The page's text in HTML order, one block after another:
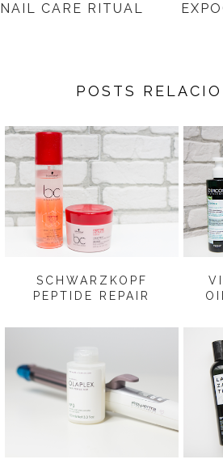
NAIL CARE RITUAL
POSTS
SCHWARZKOPF
PEPTIDE REPAIR